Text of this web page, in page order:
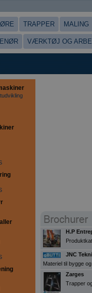
TRAPPER MALING
VÆRKTØJ OG
H.P
JNC
Materiel til bygge
Zarges
Trapper